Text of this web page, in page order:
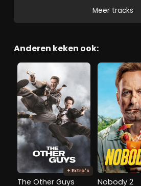
Meer tracks
Anderen keken ook:
+ Extra's
The Other Guys Nobody 2